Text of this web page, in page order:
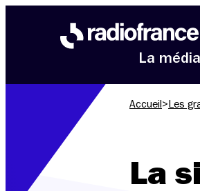
La
Accueil > Les
La